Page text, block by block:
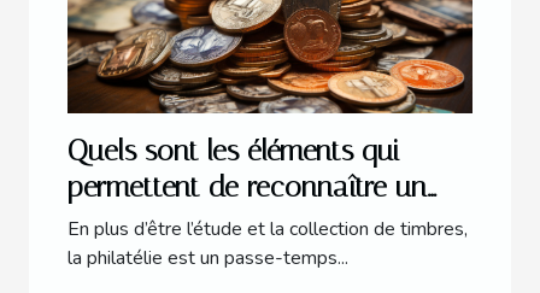
Quels sont les éléments qui
permettent de reconnaître un
timbre de valeur ?
En plus d’être l’étude et la collection de timbres,
la philatélie est un passe-temps...